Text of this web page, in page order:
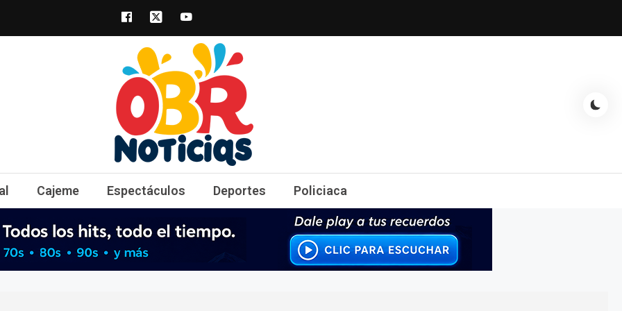
obrnoticias.com
obr noticias noticias, entretenimiento y espectáculos, entrevistas con famosos, showbizz, podcast, chismes y
Cajeme Espectáculos Deportes Policiaca